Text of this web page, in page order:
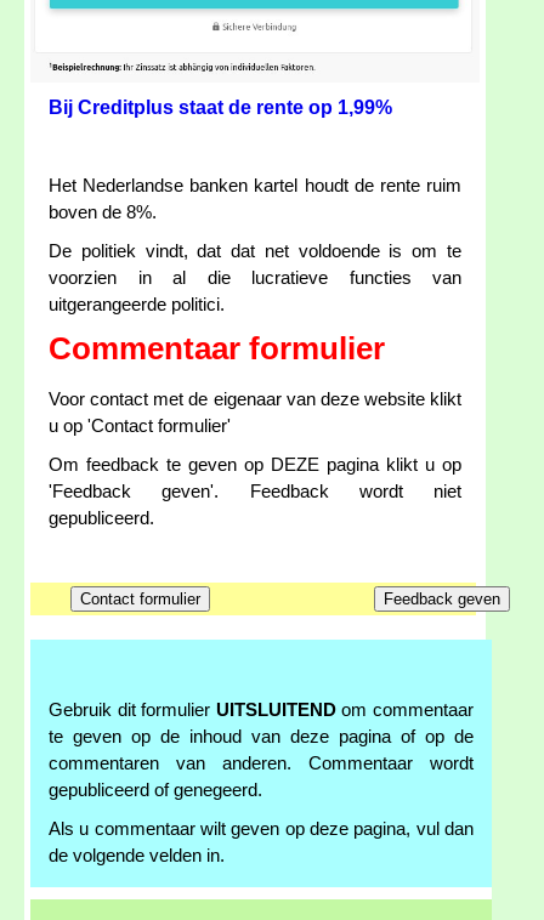
Bij Creditplus staat de rente op 1,99%
Het Nederlandse banken kartel houdt de rente ruim
boven de 8%.
De politiek vindt, dat dat net voldoende is om te
voorzien in al die lucratieve functies van
uitgerangeerde politici.
Commentaar formulier
Voor contact met de eigenaar van deze website klikt
u op 'Contact formulier'
Om feedback te geven op DEZE pagina klikt u op
'Feedback geven'. Feedback wordt niet
gepubliceerd.
Gebruik dit formulier UITSLUITENDom commentaar
te geven op de inhoud van deze pagina of op de
commentaren van anderen. Commentaar wordt
gepubliceerd of genegeerd.
Als u commentaar wilt geven op deze pagina, vul dan
de volgende velden in.